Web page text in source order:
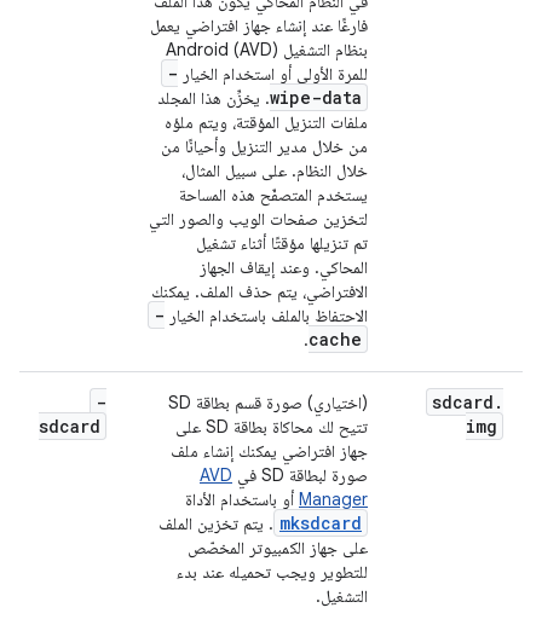
فارغًا عند إنشاء جهاز افتراضي يعمل
بنظام التشغيل Android (AVD)
للمرة الأولى أو استخدام الخيار -
wipe-data. يخزِّن هذا المجلد
ملفات التنزيل المؤقتة، ويتم ملؤه
من خلال مدير التنزيل وأحيانًا من
خلال النظام. على سبيل المثال،
يستخدم المتصفّح هذه المساحة
لتخزين صفحات الويب والصور التي
تم تنزيلها مؤقتًا أثناء تشغيل
المحاكي. وعند إيقاف الجهاز
الافتراضي، يتم حذف الملف. يمكنك
الاحتفاظ بالملف باستخدام الخيار -
cache
.
sdcard .
img
(اختياري) صورة قسم بطاقة SD
تتيح لك محاكاة بطاقة SD على
جهاز افتراضي يمكنك إنشاء ملف
صورة لبطاقة SD في
AVD
Manager أو باستخدام الأداة
mksdcard . يتم تخزين الملف
على جهاز الكمبيوتر المخصّص
للتطوير ويجب تحميله عند بدء
التشغيل.
-
sdcard